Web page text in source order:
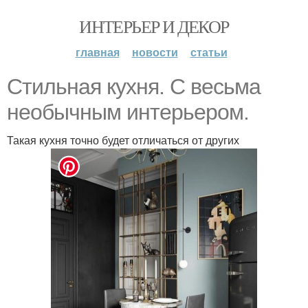
ИНТЕРЬЕР И ДЕКОР
главная новости статьи
Стильная кухня. С весьма
необычным интерьером.
Такая кухня точно будет отличаться от других